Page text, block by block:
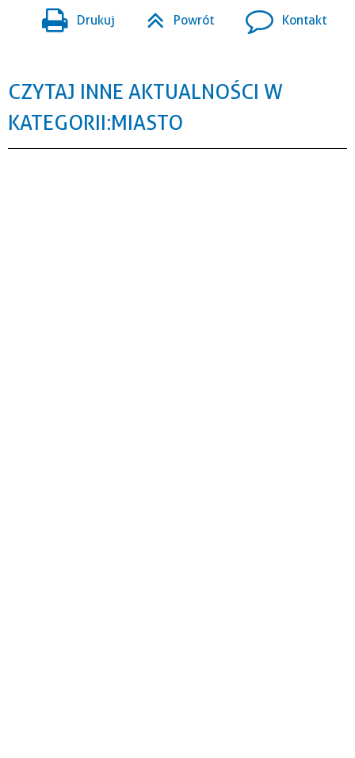
Drukuj Powrót Kontakt
CZYTAJ INNE AKTUALNOŚCI W
KATEGORII: MIASTO